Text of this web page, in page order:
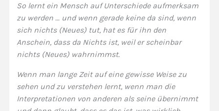
So lernt ein Mensch auf Unterschiede aufmerksam
zu werden … und wenn gerade keine da sind, wenn
sich nichts (Neues) tut, hat es für ihn den
Anschein, dass da Nichts ist, weil er scheinbar
nichts (Neues) wahrnimmst.
Wenn man lange Zeit auf eine gewisse Weise zu
sehen und zu verstehen lernt, wenn man die
Interpretationen von anderen als seine übernimmt